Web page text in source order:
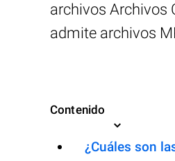
archivos Archivos
admite archivos
Contenido
¿Cuáles son